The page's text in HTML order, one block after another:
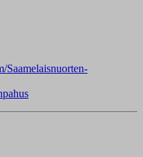
Saamelaisnuorten-